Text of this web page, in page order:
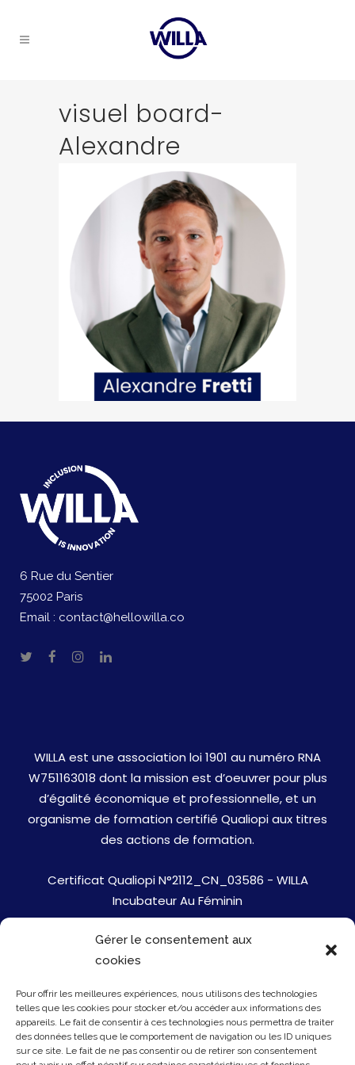
Gérer le consentement aux
cookies
Pour offrir les meilleures expériences, nous utilisons des technologies
telles que les cookies pour stocker et/ou accéder aux informations des
appareils. Le fait de consentir à ces technologies nous permettra de traiter
des données telles que le comportement de navigation ou les ID uniques
sur ce site. Le fait de ne pas consentir ou de retirer son consentement
visuel board-
Alexandre
6 Rue du Sentier
75002 Paris
Email : contact@hellowilla.co
WILLA est une association loi 1901 au numéro RNA
W751163018 dont la mission est d’oeuvrer pour plus
d’égalité économique et professionnelle, et un
organisme de formation certifié Qualiopi aux titres
des actions de formation.
Certificat Qualiopi N°2112_CN_03586 - WILLA
Incubateur Au Féminin
Jobs
Mentions Légales
Politique de cookies
Presse